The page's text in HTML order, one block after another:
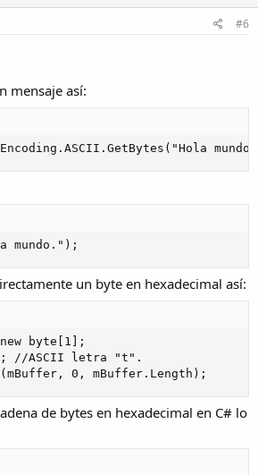
#6
mensaje así:
mundo.");
un byte en hexadecimal así:
new byte[1];
//ASCII letra "t".
0, mBuffer.Length);
de bytes en hexadecimal en C# lo